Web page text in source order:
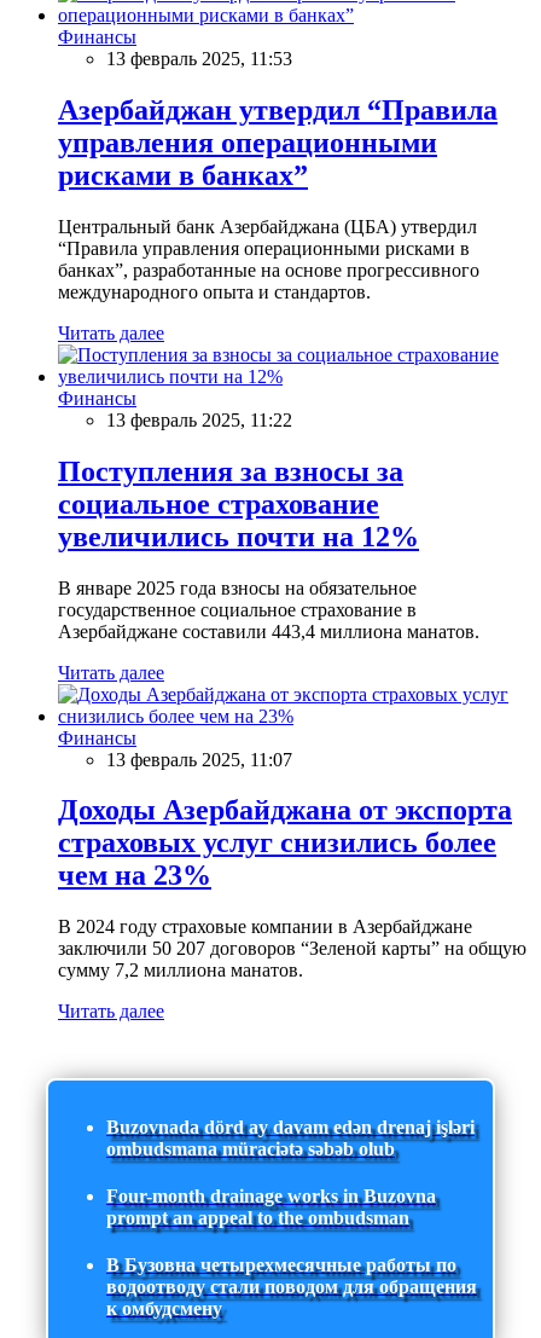
Финансы
13 февраль 2025, 11:53
Азербайджан утвердил “Правила
управления операционными
рисками в банках”
Центральный банк Азербайджана (ЦБА) утвердил
“Правила управления операционными рисками в
банках”, разработанные на основе прогрессивного
международного опыта и стандартов.
Читать далее
Финансы
13 февраль 2025, 11:22
Поступления за взносы за
социальное страхование
увеличились почти на 12%
В январе 2025 года взносы на обязательное
государственное социальное страхование в
Азербайджане составили 443,4 миллиона манатов.
Читать далее
Финансы
13 февраль 2025, 11:07
Доходы Азербайджана от экспорта
страховых услуг снизились более
чем на 23%
В 2024 году страховые компании в Азербайджане
заключили 50 207 договоров “Зеленой карты” на общую
сумму 7,2 миллиона манатов.
Читать далее
Buzovnada dörd ay davam edən drenaj işləri
ombudsmana müraciətə səbəb olub
Four-month drainage works in Buzovna
prompt an appeal to the ombudsman
В Бузовна четырехмесячные работы по
водоотводу стали поводом для обращения
к омбудсмену